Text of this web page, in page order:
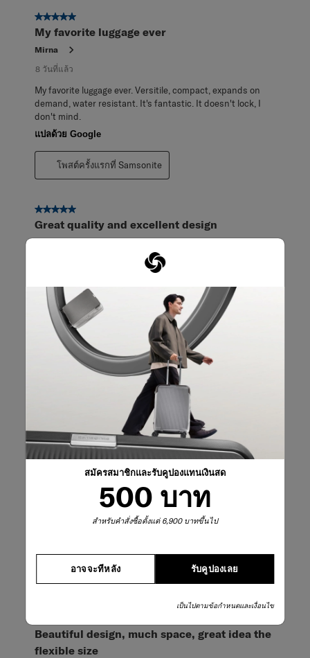
สมัครสมาชิกและรับคูปองแทนเงินสด
500 บาท
สำหรับคำสั่งซื้อตั้งแต่ 6,900 บาทขึ้นไป
รับคูปองเลย
อาจจะทีหลัง
เป็นไปตามข้อกำหนดและเงื่อนไข
วิจารณ์
5 จาก 5 ดาว
My favorite luggage ever
Mirna
8 วันที่แล้ว
My favorite luggage ever. Versitile, compact, expands on
demand, water resistant. It's fantastic. It doesn't lock, I
don't mind.
แปลด้วย Google
โพสต์ครั้งแรกที่ Samsonite
5 จาก 5 ดาว
Great quality and excellent design
Foldinglikeagoodun
Lots of thoughtful features included. Ability to stand up
properly and not topple over is great and much better than
other suitcases I own.
แปลด้วย Google
ใช้ประโยชน์ได้ดีที่สุด - ท่องเที่ยว Business travel
โพสต์ครั้งแรกที่ Samsonite
5 จาก 5 ดาว
Smart and Flexible
company in the world. Whats not to like
โพสต์ครั้งแรกที่ Samsonite
Beautiful design, much space, great idea the
flexible size